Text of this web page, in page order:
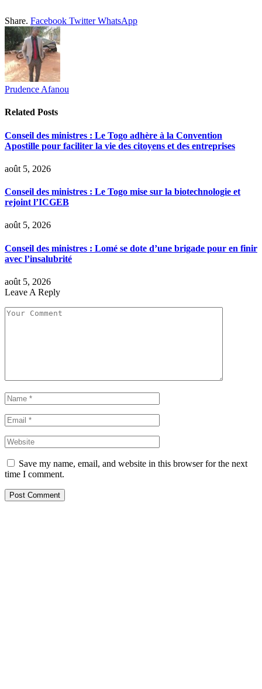
Share. Facebook Twitter WhatsApp
Prudence Afanou
Related Posts
Conseil des ministres : Le Togo adhère à la Convention
Apostille pour faciliter la vie des citoyens et des entreprises
août 5, 2026
Conseil des ministres : Le Togo mise sur la biotechnologie et
rejoint l’ICGEB
août 5, 2026
Conseil des ministres : Lomé se dote d’une brigade pour en finir
avec l’insalubrité
août 5, 2026
Leave A Reply
Save my name, email, and website in this browser for the next
time I comment.